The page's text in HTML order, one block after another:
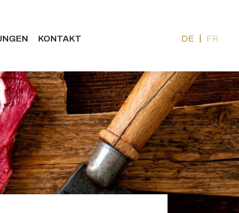
KONTAKT DE FR